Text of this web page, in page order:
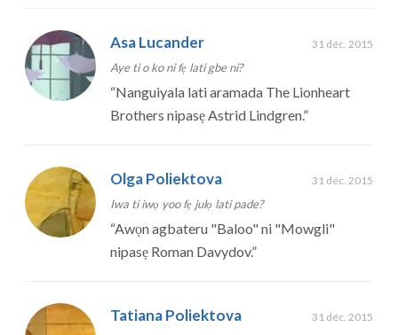
Asa Lucander 31 déc. 2015
Aye ti o ko ni fẹ lati gbe ni?
“Nanguiyala lati aramada The Lionheart
Brothers nipasẹ Astrid Lindgren.”
Olga Poliektova 31 déc. 2015
Iwa ti iwọ yoo fẹ julọ lati pade?
“Awọn agbateru "Baloo" ni "Mowgli"
nipasẹ Roman Davydov.”
Tatiana Poliektova 31 déc. 2015